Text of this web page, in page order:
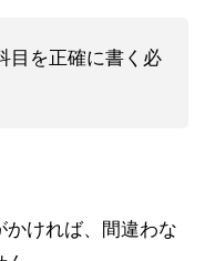
目を正確に書く必
ければ、間違わな